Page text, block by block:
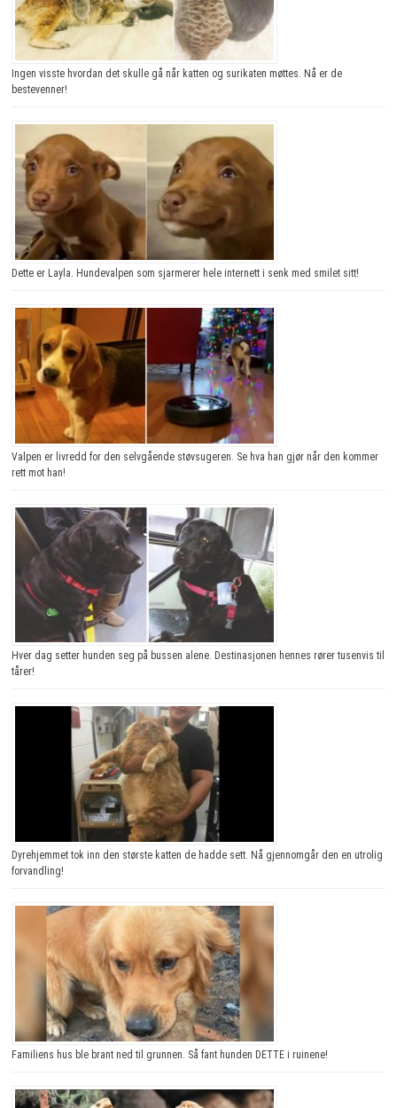
Ingen visste hvordan det skulle gå når katten og surikaten møttes. Nå er de
bestevenner!
Dette er Layla. Hundevalpen som sjarmerer hele internett i senk med smilet sitt!
Valpen er livredd for den selvgående støvsugeren. Se hva han gjør når den kommer
rett mot han!
Hver dag setter hunden seg på bussen alene. Destinasjonen hennes rører tusenvis til
tårer!
Dyrehjemmet tok inn den største katten de hadde sett. Nå gjennomgår den en utrolig
forvandling!
Familiens hus ble brant ned til grunnen. Så fant hunden DETTE i ruinene!